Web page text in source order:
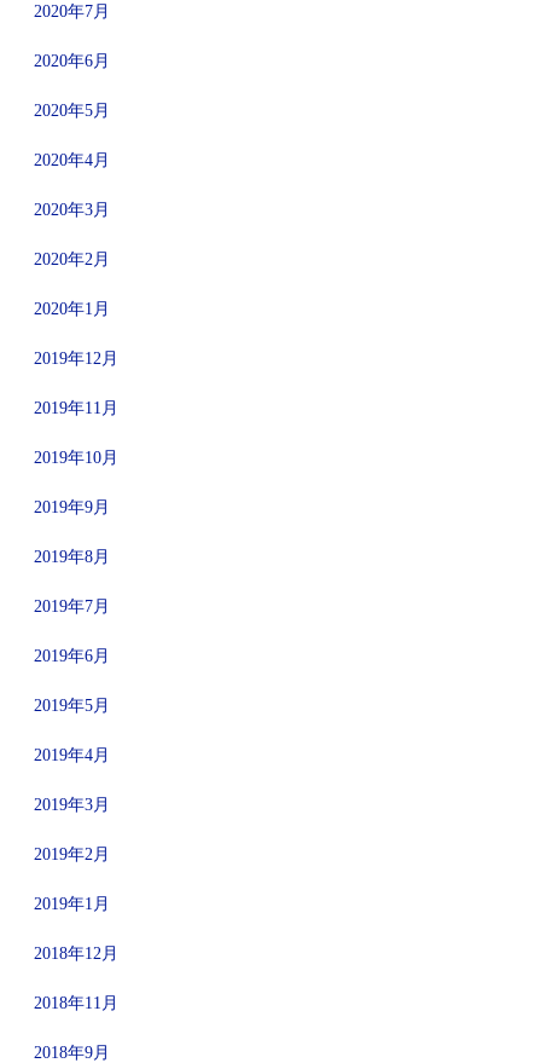
2020年7月
2020年6月
2020年5月
2020年4月
2020年3月
2020年2月
2020年1月
2019年12月
2019年11月
2019年10月
2019年9月
2019年8月
2019年7月
2019年6月
2019年5月
2019年4月
2019年3月
2019年2月
2019年1月
2018年12月
2018年11月
2018年9月